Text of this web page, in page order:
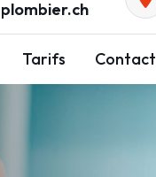
Tarifs Contact